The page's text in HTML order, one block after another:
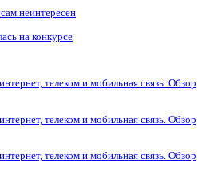
неинтересен
на конкурсе
телеком и мобильная связь. Обзор
телеком и мобильная связь. Обзор
телеком и мобильная связь. Обзор